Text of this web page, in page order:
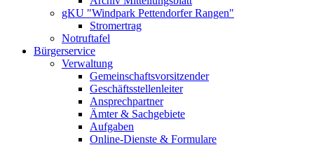
gKU "Windpark Pettendorfer Rangen"
Stromertrag
Notruftafel
Bürgerservice
Verwaltung
Gemeinschaftsvorsitzender
Geschäftsstellenleiter
Ansprechpartner
Ämter & Sachgebiete
Aufgaben
Online-Dienste & Formulare